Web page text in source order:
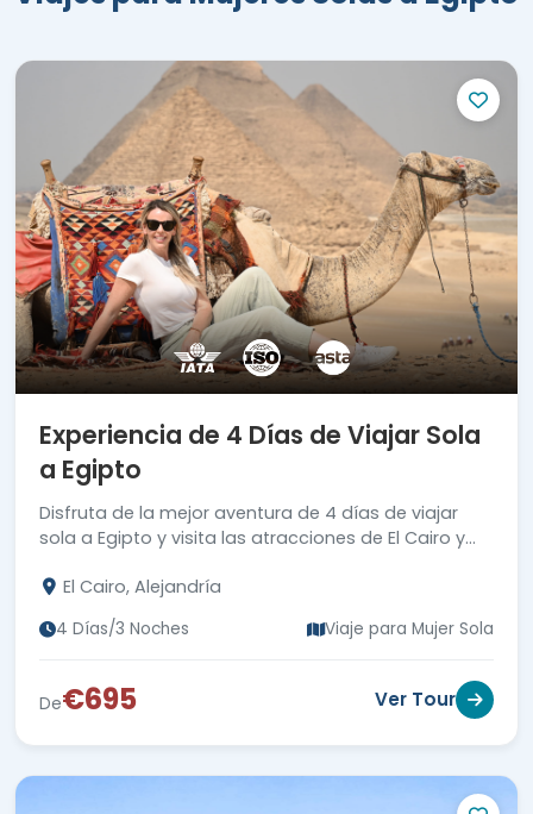
Algunosdenuestros
Egipto:
Viaje Sola de 4 días en El Cairo y
Alejandría con precio a partor de
660 euros.
Viaje de 5 días en El Cairo, Luxor y
Abu Simbelcon precio a partir de
1125 euros.
Viaje de 8 días Mujer sola en El Cairo
y Crucero por el Nilocon precios a
partir de 1600 euros.
Viaje Sola a El Cairo, Luxor
precio a partir de 1125 euros.
Paquete de viajar sola a Egipto de
euros.
Experiencia de 4 Días de Viajar Sola
a Egipto
Disfruta de la mejor aventura de 4 días de viajar
sola a Egipto y visita las atracciones de El Cairo y
El Cairo, Alejandría
4 Días/3 Noches Viaje para Mujer Sola
De€695 Ver Tour